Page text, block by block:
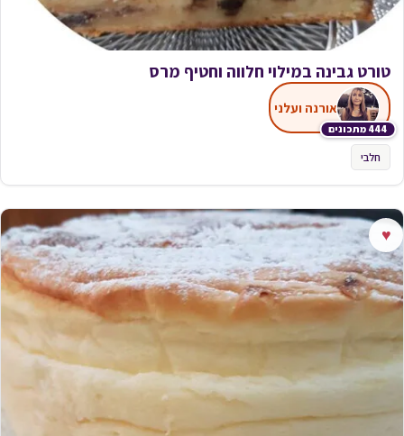
טורט גבינה במילוי חלווה וחטיף מרס
444 מתכונים
אורנה ועלני
חלבי
♥